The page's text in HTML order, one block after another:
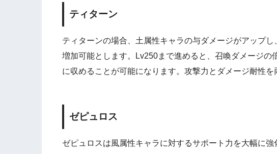
ティターン
ティターンの場合、土属性キャラの与ダメージがアップ
増加可能とします。Lv250まで進めると、召喚ダメージの
に収めることが可能になります。攻撃力とダメージ耐性を
ゼピュロス
ゼピュロスは風属性キャラに対するサポート力を大幅に